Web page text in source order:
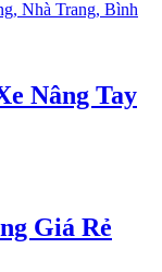
Nâng Tay
Giá Rẻ